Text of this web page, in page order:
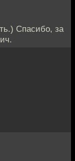
Спасибо, за